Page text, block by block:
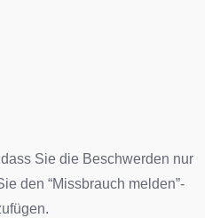
Sie die Beschwerden nur
den “Missbrauch melden”-